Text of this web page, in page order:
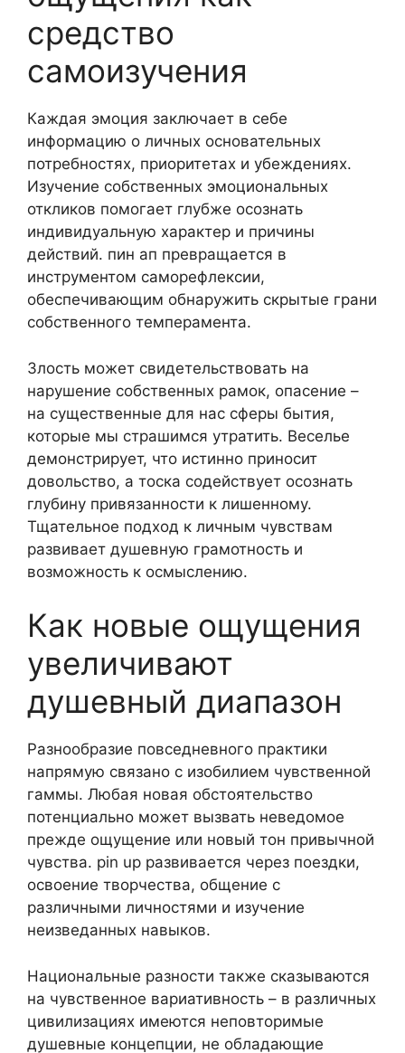
средство
самоизучения
Каждая эмоция заключает в себе
информацию о личных основательных
потребностях, приоритетах и убеждениях.
Изучение собственных эмоциональных
откликов помогает глубже осознать
индивидуальную характер и причины
действий. пин ап превращается в
инструментом саморефлексии,
обеспечивающим обнаружить скрытые грани
собственного темперамента.
Злость может свидетельствовать на
нарушение собственных рамок, опасение –
на существенные для нас сферы бытия,
которые мы страшимся утратить. Веселье
демонстрирует, что истинно приносит
довольство, а тоска содействует осознать
глубину привязанности к лишенному.
Тщательное подход к личным чувствам
развивает душевную грамотность и
возможность к осмыслению.
Как новые ощущения
увеличивают
душевный диапазон
Разнообразие повседневного практики
напрямую связано с изобилием чувственной
гаммы. Любая новая обстоятельство
потенциально может вызвать неведомое
прежде ощущение или новый тон привычной
чувства. pin up развивается через поездки,
освоение творчества, общение с
различными личностями и изучение
неизведанных навыков.
Национальные разности также сказываются
на чувственное вариативность – в различных
цивилизациях имеются неповторимые
душевные концепции, не обладающие